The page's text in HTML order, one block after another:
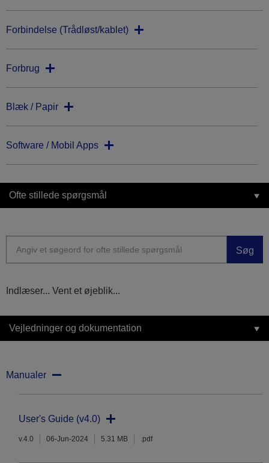
Forbindelse (Trådløst/kablet)
Forbrug
Blæk / Papir
Software / Mobil Apps
Ofte stillede spørgsmål
Søg
Indlæser... Vent et øjeblik...
Vejledninger og dokumentation
Manualer
User's Guide (v4.0)
v.4.0 06-Jun-2024 5.31 MB .pdf